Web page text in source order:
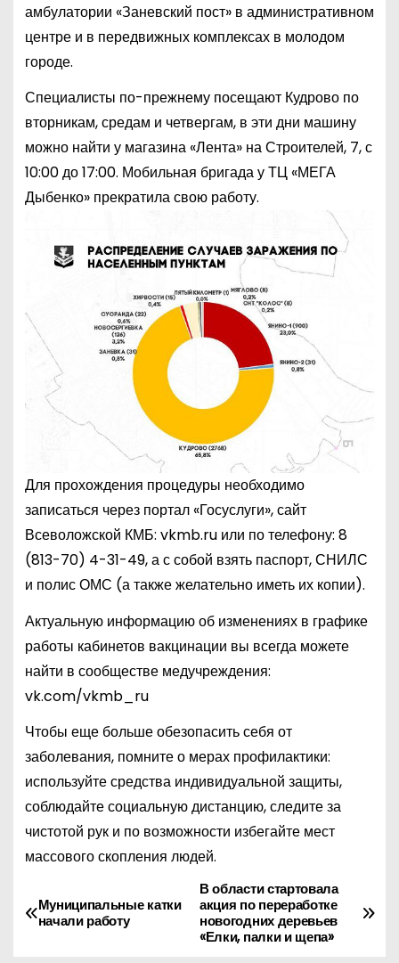
амбулатории «Заневский пост» в административном
центре и в передвижных комплексах в молодом
городе.
Специалисты по-прежнему посещают Кудрово по
вторникам, средам и четвергам, в эти дни машину
можно найти у магазина «Лента» на Строителей, 7, с
10:00 до 17:00. Мобильная бригада у ТЦ «МЕГА
Дыбенко» прекратила свою работу.
Для прохождения процедуры необходимо
записаться через портал «Госуслуги», сайт
Всеволожской КМБ: vkmb.ru или по телефону: 8
(813-70) 4-31-49, а с собой взять паспорт, СНИЛС
и полис ОМС (а также желательно иметь их копии).
Актуальную информацию об изменениях в графике
работы кабинетов вакцинации вы всегда можете
найти в сообществе медучреждения:
vk.com/vkmb_ru
Чтобы еще больше обезопасить себя от
заболевания, помните о мерах профилактики:
используйте средства индивидуальной защиты,
соблюдайте социальную дистанцию, следите за
чистотой рук и по возможности избегайте мест
массового скопления людей.
Н
а
В области стартовала
акция по переработке
новогодних деревьев
«Елки, палки и щепа»
Муниципальные катки
начали работу